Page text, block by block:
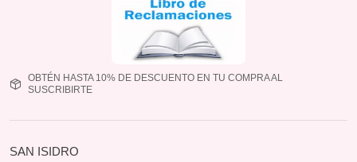
OBTÉN HASTA 10% DE DESCUENTO EN TU COMPRA AL
SUSCRIBIRTE
SAN ISIDRO